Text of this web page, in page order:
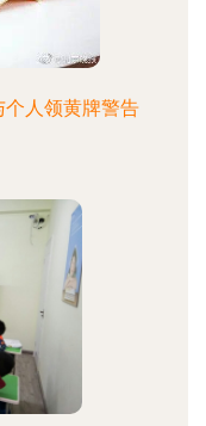
人领黄牌警告